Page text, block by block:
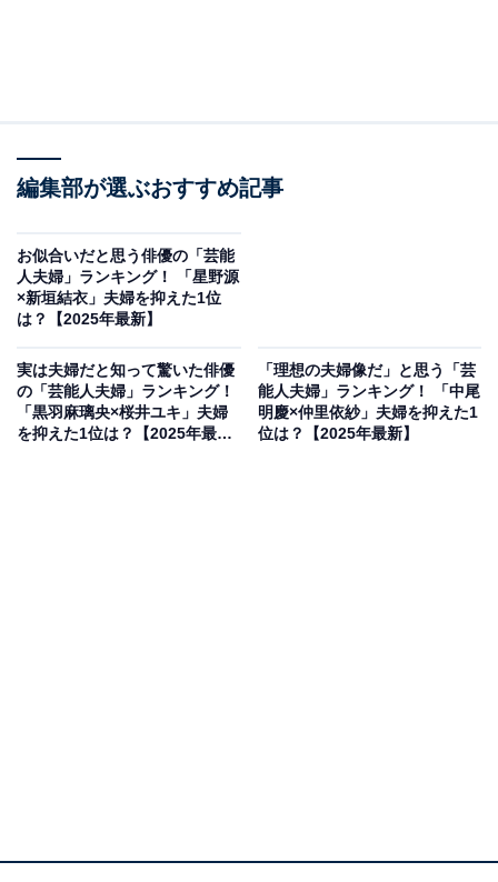
結婚後は、2人の娘の育児を優先しながら互いの仕事を
支え合い、2023年には資生堂メンのCMで21年ぶりの共
ル』（カンテレ・フジテレビ系）、今年の夏には
「SHISEIDO MEN 新アルティミューン」で再共演する
など、夫婦での活躍も増え、結婚24年目の“おしどり夫
回答者からは、「仲良さそうだし、近年改めて夫婦共演
があったので」（30代男性／大分県）、「憧れの夫婦な
編集部が選ぶおすすめ記事
お似合いだと思う俳優の「芸能
人夫婦」ランキング！ 「星野源
×新垣結衣」夫婦を抑えた1位
は？【2025年最新】
実は夫婦だと知って驚いた俳優
の「芸能人夫婦」ランキング！
「黒羽麻璃央×桜井ユキ」夫婦
を抑えた1位は？【2025年最
「理想の夫婦像だ」と思う「芸
能人夫婦」ランキング！ 「中尾
明慶×仲里依紗」夫婦を抑えた1
位は？【2025年最新】